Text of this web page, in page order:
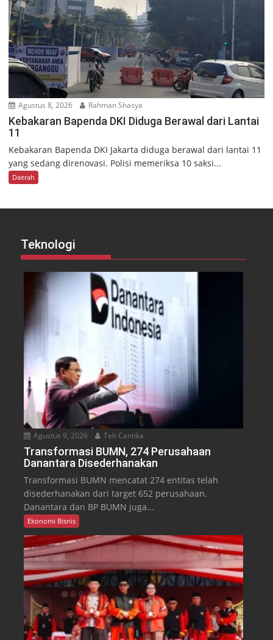
Agustus 8, 2026 Rahman Shasya
Kebakaran Bapenda DKI Diduga Berawal dari Lantai
11
Kebakaran Bapenda DKI Jakarta diduga berawal dari lantai 11
yang sedang direnovasi. Polisi memeriksa 10 saksi...
Daerah
Teknologi
Agustus 9, 2026 Teh Cantika
Transformasi BUMN, 274 Perusahaan
Danantara Disederhanakan
Transformasi BUMN mencatat 274 entitas telah
disederhanakan dari target 652 perusahaan.
Danantara dan BP BUMN juga...
Ekonomi Bisnis